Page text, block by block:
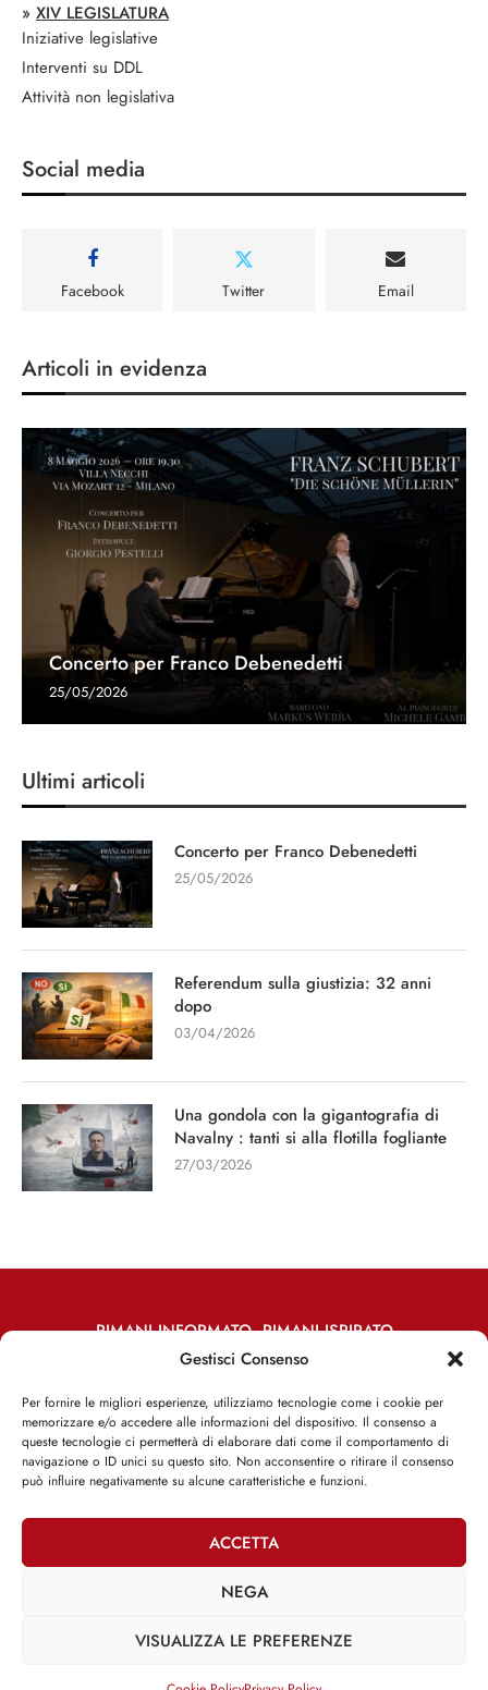
Gestisci Consenso
Per fornire le migliori esperienze, utilizziamo tecnologie come i cookie per
memorizzare e/o accedere alle informazioni del dispositivo. Il consenso a
queste tecnologie ci permetterà di elaborare dati come il comportamento di
navigazione o ID unici su questo sito. Non acconsentire o ritirare il consenso
può influire negativamente su alcune caratteristiche e funzioni.
ACCETTA
NEGA
VISUALIZZA LE PREFERENZE
» XIV LEGISLATURA
Iniziative legislative
Interventi su DDL
Attività non legislativa
Social media
Facebook Twitter Email
Articoli in evidenza
Concerto per Franco Debenedetti
25/05/2026
Ultimi articoli
Concerto per Franco Debenedetti
25/05/2026
Referendum sulla giustizia: 32 anni
dopo
03/04/2026
Una gondola con la gigantografia di
Navalny : tanti si alla flotilla fogliante
27/03/2026
RIMANI INFORMATO, RIMANI ISPIRATO
Iscriviti alla Newsletter
ISCRIVITI ADESSO
Facebook Twitter Email
–Cookie Policy